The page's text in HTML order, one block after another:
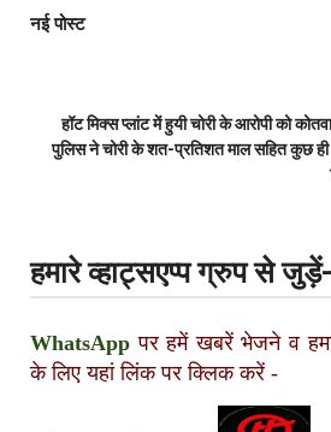
नई पोस्ट
हॉट मिक्स प्लांट में हुयी चोरी के आरोपी को
पुलिस ने चोरी के शत-प्रतिशत माल सहित कुछ ही
हमारे व्हाट्सएप्प ग्रुप से जुड़ें-
WhatsApp पर हमें खबरें भेजने व
के लिए यहां लिंक पर क्लिक करें -